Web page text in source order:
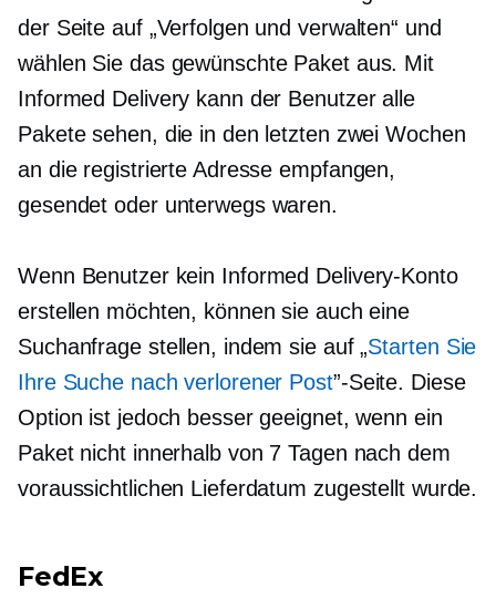
der Seite auf „Verfolgen und verwalten“ und
wählen Sie das gewünschte Paket aus. Mit
Informed Delivery kann der Benutzer alle
Pakete sehen, die in den letzten zwei Wochen
an die registrierte Adresse empfangen,
gesendet oder unterwegs waren.
Wenn Benutzer kein Informed Delivery-Konto
erstellen möchten, können sie auch eine
Suchanfrage stellen, indem sie auf „Starten Sie
Ihre Suche nach verlorener Post”-Seite. Diese
Option ist jedoch besser geeignet, wenn ein
Paket nicht innerhalb von 7 Tagen nach dem
voraussichtlichen Lieferdatum zugestellt wurde.
FedEx